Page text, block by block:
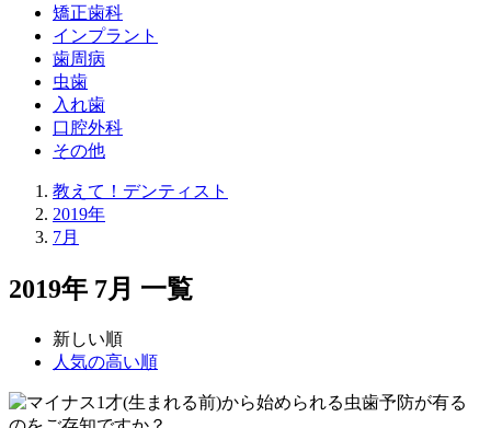
矯正歯科
インプラント
歯周病
虫歯
入れ歯
口腔外科
その他
教えて！デンティスト
2019年
7月
2019年 7月 一覧
新しい順
人気の高い順